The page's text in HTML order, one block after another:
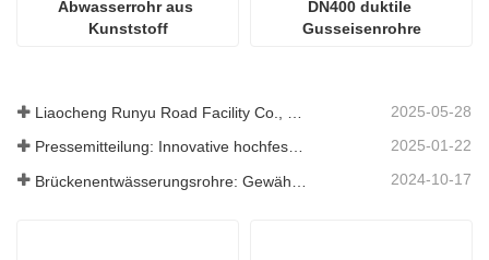
Abwasserrohr aus
Kunststoff
DN400 duktile
Gusseisenrohre
2025-05-28
Pressemitteilung: Innovative hochfeste Entwässerungsroste – Erhöhung der Sicherheit und Effizienz der städtischen Infrastruktur 2025-01-22
2024-10-17